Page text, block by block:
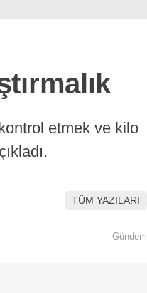
etmek ve kilo
TÜM YAZILARI
Gündem